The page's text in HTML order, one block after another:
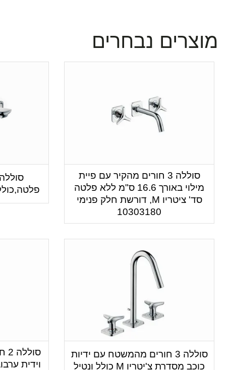
מוצרים נבחרים
סוללה 3 חורים מהקיר עם פיית
מילוי באורך 16.6 ס"מ ללא פלטה
סד' ציטריו M, דורשת חלק פנימי
10303180
סוללה 3 חורים מהמשטח עם ידיות
כוכב מסדרת צ'יטריו M כולל ונטיל
וידית